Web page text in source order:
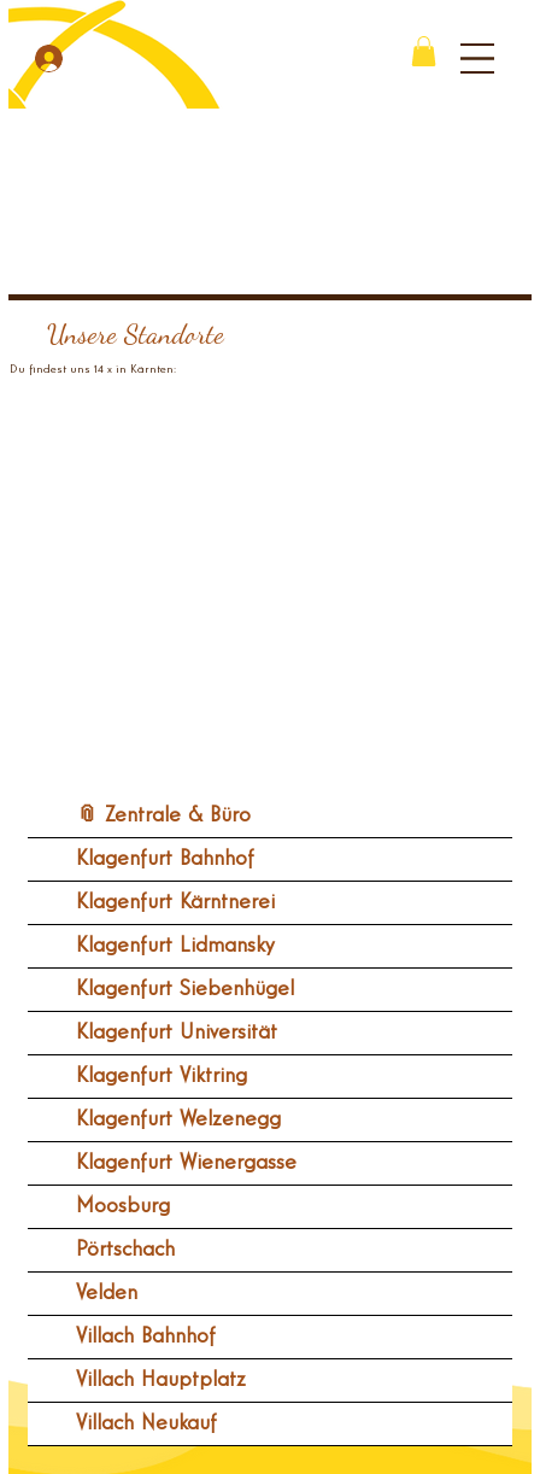
Unsere Standorte
Du findest uns 14 x in Kärnten:
📎 Zentrale & Büro
Klagenfurt Bahnhof
Klagenfurt Kärntnerei
Klagenfurt Lidmansky
Klagenfurt Siebenhügel
Klagenfurt Universität
Klagenfurt Viktring
Klagenfurt Welzenegg
Klagenfurt Wienergasse
Moosburg
Pörtschach
Velden
Villach Bahnhof
Villach Hauptplatz
Villach Neukauf